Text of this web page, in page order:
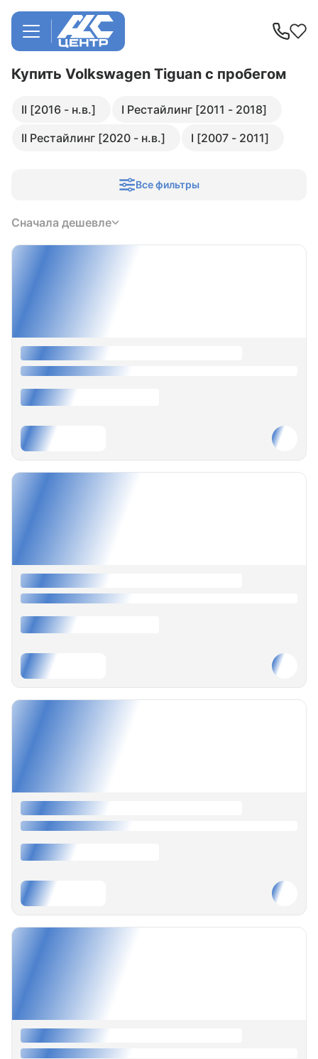
Купить Volkswagen Tiguan с пробегом
II [2016 - н.в.]
I Рестайлинг [2011 - 2018]
II Рестайлинг [2020 - н.в.]
I [2007 - 2011]
Все фильтры
Сначала дешевле